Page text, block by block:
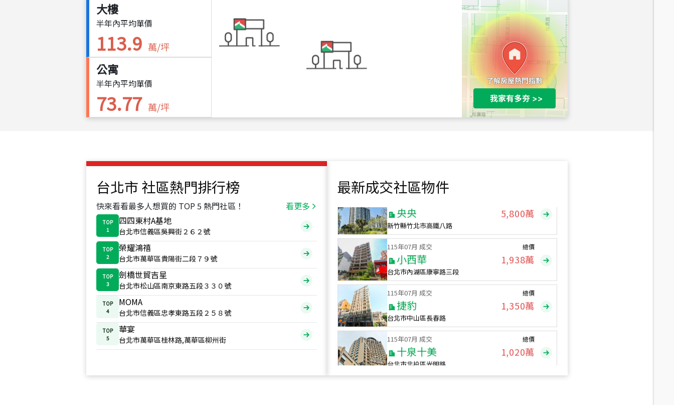
大樓
半年內平均單價
113.9 萬/坪
公寓
半年內平均單價
73.77 萬/坪
台北市 社區熱門排行榜
快來看看最多人想買的 TOP 5 熱門社區！ 看更多
TOP
1
四四東村A基地
台北市信義區吳興街２６２號
TOP
2
榮耀鴻禧
台北市萬華區貴陽街二段７９號
TOP
3
劍橋世貿吉星
台北市松山區南京東路五段３３０號
TOP
4
MOMA
台北市信義區忠孝東路五段２５８號
TOP
5
華宴
台北市萬華區桂林路,萬華區柳州街
最新成交社區物件
1,020萬
總價
490萬
新竹市新竹市慈祥路
總價
1,808萬
115年07月 成交
新竹縣竹北市高鐵八路
115年07月 成交
小西華
台北市內湖區康寧路三段
總價
1,938萬
115年07月 成交
捷豹
台北市中山區長春路
總價
1,350萬
115年07月 成交
十泉十美
台北市北投區光明路
總價
1,020萬
115年07月 成交